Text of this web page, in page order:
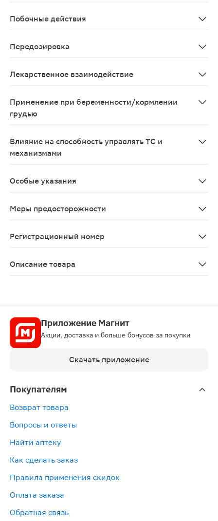
Побочные действия
Передозировка
Лекарственное взаимодействие
Применение при беременности/кормлении
грудью
Влияние на способность управлять ТС и
механизмами
Особые указания
Меры предосторожности
Регистрационный номер
Описание товара
Приложение Магнит
Акции, доставка и больше бонусов за покупки
Скачать приложение
Покупателям
Возврат товара
Вопросы и ответы
Найти аптеку
Как сделать заказ
Правила применения скидок
Оплата заказа
Обратная связь